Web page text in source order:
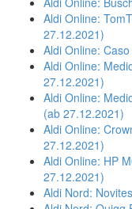
Aldi Online:
27.12.2021)
Aldi Online:
Aldi Online:
27.12.2021)
Aldi Online:
(ab 27.12.2021)
Aldi Online:
27.12.2021)
Aldi Online: HP
27.12.2021)
Aldi Nord: